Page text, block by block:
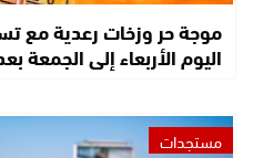
موجة حر وزخات رعدية مع
اليوم الأربعاء إلى
مستجدات